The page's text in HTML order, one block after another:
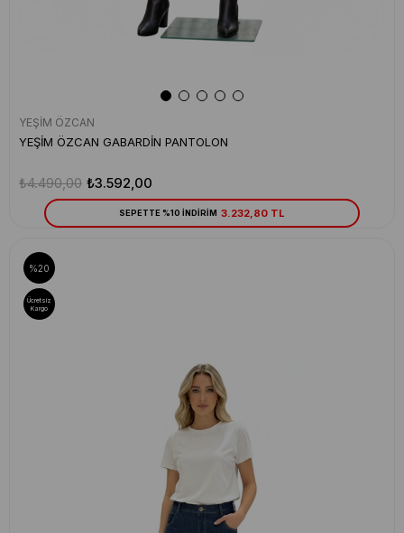
YEŞİM ÖZCAN
YEŞİM ÖZCAN GABARDİN PANTOLON
₺3.592,00
₺4.490,00
SEPETTE %10 İNDİRİM 3.232,80 TL
%20
Ücretsiz
Kargo